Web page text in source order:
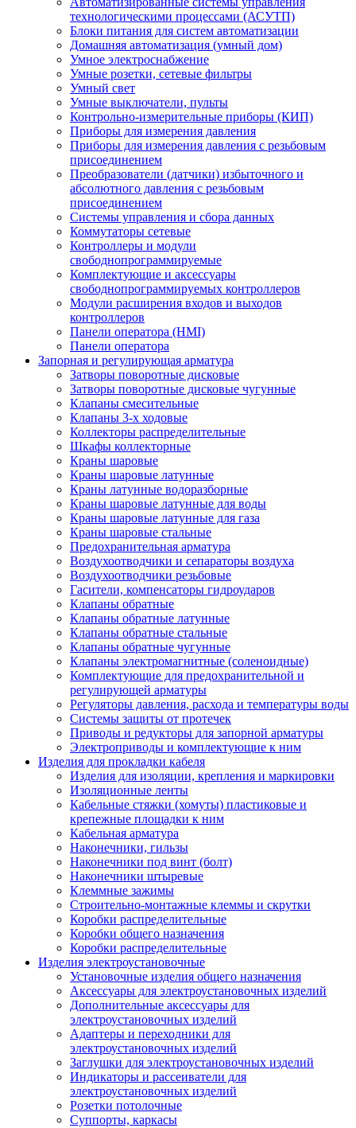
технологическими процессами (АСУТП)
Блоки питания для систем автоматизации
Домашняя автоматизация (умный дом)
Умное электроснабжение
Умные розетки, сетевые фильтры
Умный свет
Умные выключатели, пульты
Контрольно-измерительные приборы (КИП)
Приборы для измерения давления
Приборы для измерения давления с резьбовым
присоединением
Преобразователи (датчики) избыточного и
абсолютного давления с резьбовым
присоединением
Системы управления и сбора данных
Коммутаторы сетевые
Контроллеры и модули
свободнопрограммируемые
Комплектующие и аксессуары
свободнопрограммируемых контроллеров
Модули расширения входов и выходов
контроллеров
Панели оператора (HMI)
Панели оператора
Запорная и регулирующая арматура
Затворы поворотные дисковые
Затворы поворотные дисковые чугунные
Клапаны смесительные
Клапаны 3-х ходовые
Коллекторы распределительные
Шкафы коллекторные
Краны шаровые
Краны шаровые латунные
Краны латунные водоразборные
Краны шаровые латунные для воды
Краны шаровые латунные для газа
Краны шаровые стальные
Предохранительная арматура
Воздухоотводчики и сепараторы воздуха
Воздухоотводчики резьбовые
Гасители, компенсаторы гидроударов
Клапаны обратные
Клапаны обратные латунные
Клапаны обратные стальные
Клапаны обратные чугунные
Клапаны электромагнитные (соленоидные)
Комплектующие для предохранительной и
регулирующей арматуры
Регуляторы давления, расхода и температуры воды
Системы защиты от протечек
Приводы и редукторы для запорной арматуры
Электроприводы и комплектующие к ним
Изделия для прокладки кабеля
Изделия для изоляции, крепления и маркировки
Изоляционные ленты
Кабельные стяжки (хомуты) пластиковые и
крепежные площадки к ним
Кабельная арматура
Наконечники, гильзы
Наконечники под винт (болт)
Наконечники штыревые
Клеммные зажимы
Строительно-монтажные клеммы и скрутки
Коробки распределительные
Коробки общего назначения
Коробки распределительные
Изделия электроустановочные
Установочные изделия общего назначения
Аксессуары для электроустановочных изделий
Дополнительные аксессуары для
электроустановочных изделий
Адаптеры и переходники для
электроустановочных изделий
Заглушки для электроустановочных изделий
Индикаторы и рассеиватели для
электроустановочных изделий
Розетки потолочные
Суппорты, каркасы